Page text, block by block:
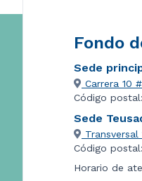
Fondo
Sede
Carrera 10
Código postal:
Sede
Código postal:
Horario de